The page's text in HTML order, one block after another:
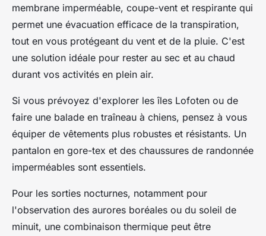
membrane imperméable, coupe-vent et respirante qui
permet une évacuation efficace de la transpiration,
tout en vous protégeant du vent et de la pluie. C'est
une solution idéale pour rester au sec et au chaud
durant vos activités en plein air.
Si vous prévoyez d'explorer les îles Lofoten ou de
faire une balade en traîneau à chiens, pensez à vous
équiper de vêtements plus robustes et résistants. Un
pantalon en gore-tex et des chaussures de randonnée
imperméables sont essentiels.
Pour les sorties nocturnes, notamment pour
l'observation des aurores boréales ou du soleil de
minuit, une combinaison thermique peut être